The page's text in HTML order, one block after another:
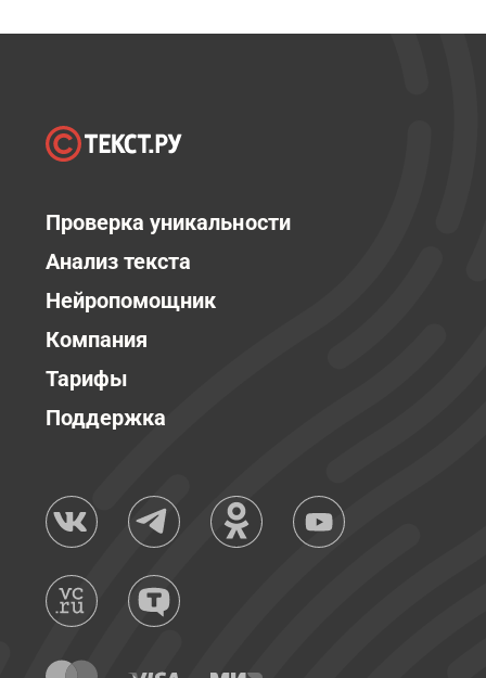
Проверка уникальности
Анализ текста
Нейропомощник
Компания
Тарифы
Поддержка